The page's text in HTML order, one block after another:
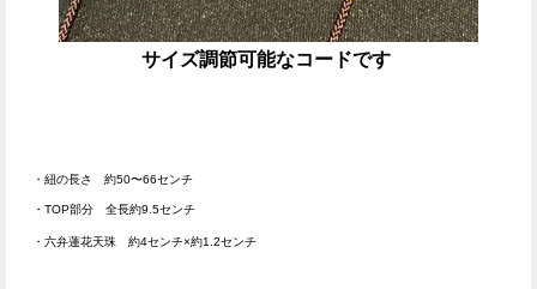
サイズ調節可能なコードです
・紐の長さ 約50〜66センチ
・TOP部分 全長約9.5センチ
・六弁蓮花天珠 約4センチ×約1.2センチ